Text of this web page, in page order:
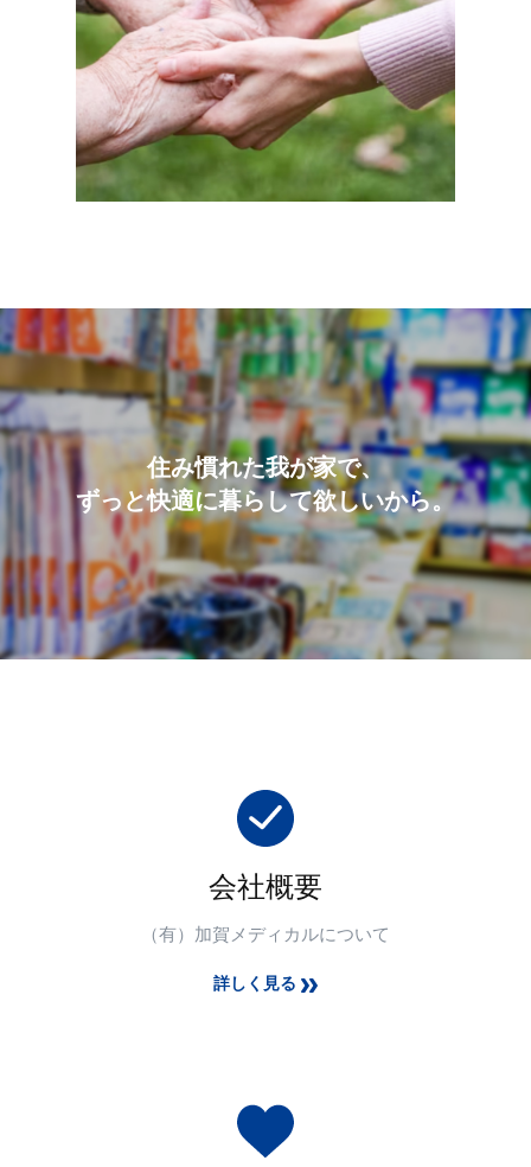
住み慣れた我が家で、
ずっと快適に暮らして欲しいから。
会社概要
（有）加賀メディカルについて
詳しく見る